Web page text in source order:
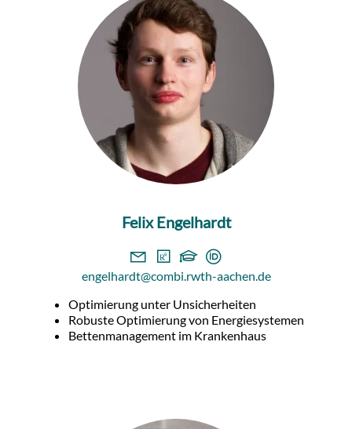
Felix Engelhardt
engelhardt@combi.rwth-aachen.de
Optimierung unter Unsicherheiten
Robuste Optimierung von Energiesystemen
Bettenmanagement im Krankenhaus